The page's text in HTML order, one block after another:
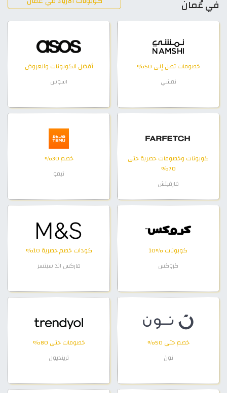
في عُمان
خصومات تصل إلى 50%
نمشي
أفضل الكوبونات والعروض
اسوس
كوبونات وخصومات حصرية حتى
70%
فارفيتش
خصم 30%
تيمو
كوبونات %10
كروكس
كودات خصم حصرية 10%
ماركس اند سبنسر
خصم حتى 50%
نون
خصومات حتى 80%
ترينديول